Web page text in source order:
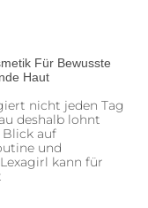
Für Bewusste
Haut
nicht jeden Tag
deshalb lohnt
auf
und
kann für